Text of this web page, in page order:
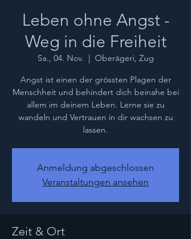
Leben ohne Angst -
Weg in die Freiheit
Sa., 04. Nov.
  |
Oberägeri, Zug
Angst ist einen der grössten Plagen der
Menschheit und behindert dich beinahe bei
allem im deinem Leben. Lerne sie zu
wandeln und Vertrauen in dir wachsen zu
lassen.
Anmeldung abgeschlossen
Veranstaltungen ansehen
Zeit & Ort